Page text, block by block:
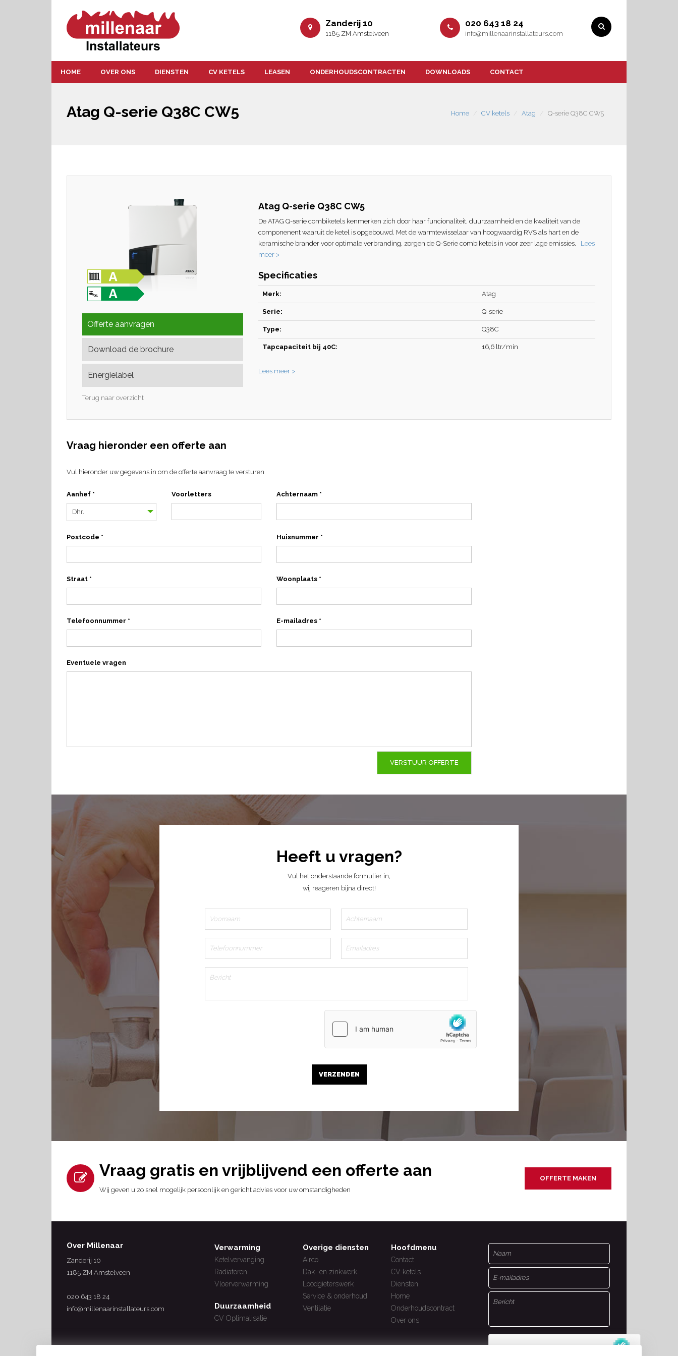
Zanderij 10
1185 ZM Amstelveen
020 643 18 24
info@millenaarinstallateurs.com
HOME OVER ONS DIENSTEN CV KETELS LEASEN ONDERHOUDSCONTRACTEN DOWNLOADS CONTACT
Atag Q-serie Q38C CW5 Home CV ketels Atag Q-serie Q38C CW5
Offerte aanvragen
Download de brochure
Energielabel
Terug naar overzicht
Atag Q-serie Q38C CW5
De ATAG Q-serie combiketels kenmerken zich door haar funcionaliteit, duurzaamheid en de kwaliteit van de
componenent waaruit de ketel is opgebouwd. Met de warmtewisselaar van hoogwaardig RVS als hart en de
keramische brander voor optimale verbranding, zorgen de Q-Serie combiketels in voor zeer lage emissies. Lees
meer >
Specificaties
Merk: Atag
Serie: Q-serie
Type: Q38C
Tapcapaciteit bij 40C: 16,6 ltr/min
Lees meer >
Vraag hieronder een offerte aan
Vul hieronder uw gegevens in om de offerte aanvraag te versturen
Aanhef * Voorletters Achternaam *
Postcode * Huisnummer *
Straat * Woonplaats *
Telefoonnummer * E-mailadres *
Eventuele vragen
Heeft u vragen?
Vul het onderstaande formulier in,
wij reageren bijna direct!
Vraag gratis en vrijblijvend een offerte aan
Wij geven u zo snel mogelijk persoonlijk en gericht advies voor uw omstandigheden
OFFERTE MAKEN
Over Millenaar
Zanderij 10
1185 ZM Amstelveen
020 643 18 24
info@millenaarinstallateurs.com
Verwarming
Ketelvervanging
Radiatoren
Vloerverwarming
Duurzaamheid
CV Optimalisatie
Overige diensten
Airco
Dak- en zinkwerk
Loodgieterswerk
Service & onderhoud
Ventilatie
Hoofdmenu
Contact
CV ketels
Diensten
Home
Onderhoudscontract
Over ons